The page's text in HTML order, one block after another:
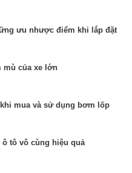
ưu nhược điểm khi lắp đặt
mù của xe lớn
mua và sử dụng bơm lốp
tô vô cùng hiệu quả